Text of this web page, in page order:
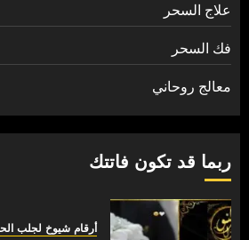
علاج السحر
فك السحر
معالج روحاني
ربما قد تكون فاتتك
أرقام شيوخ لجلب